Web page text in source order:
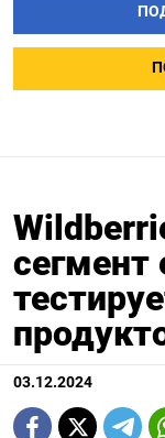
сегмент
03.12.2024